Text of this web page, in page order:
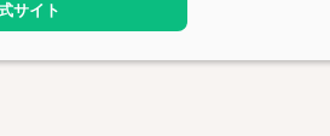
サイト